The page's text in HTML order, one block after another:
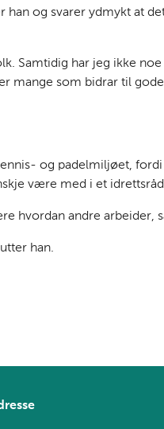
han og svarer ydmykt at
Samtidig har jeg ikke
mange som bidrar til
og padelmiljøet,
være med i et
hvordan andre
han.